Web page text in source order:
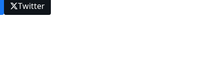
Twitter